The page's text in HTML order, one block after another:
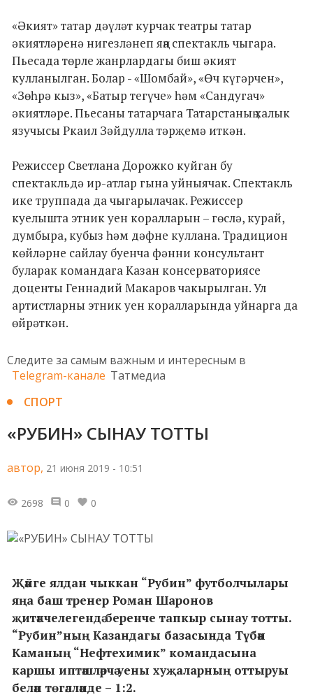
«Әкият» татар дәүләт курчак театры татар
әкиятләренә нигезләнеп яңа спектакль чыгара.
Пьесада төрле жанрлардагы биш әкият
кулланылган. Болар - «Шомбай», «Өч күгәрчен»,
«Зөһрә кыз», «Батыр тегүче» һәм «Сандугач»
әкиятләре. Пьесаны татарчага Татарстаның халык
язучысы Ркаил Зәйдулла тәрҗемә иткән.
Режиссер Светлана Дорожко куйган бу
спектакльдә ир-атлар гына уйныячак. Спектакль
ике труппада да чыгарылачак. Режиссер
куелышта этник уен коралларын – гөслә, курай,
думбыра, кубыз һәм дәфне куллана. Традицион
көйләрне сайлау буенча фәнни консультант
буларак командага Казан консерваториясе
доценты Геннадий Макаров чакырылган. Ул
артистларны этник уен коралларында уйнарга да
өйрәткән.
Следите за самым важным и интересным в
Telegram-канале Татмедиа
СПОРТ
«РУБИН» СЫНАУ ТОТТЫ
автор, 21 июня 2019 - 10:51
2698 0 0
Җәйге ялдан чыккан “Рубин” футболчылары
яңа баш тренер Роман Шаронов
җитәкчелегендә беренче тапкыр сынау тотты.
“Рубин”ның Казандагы базасында Түбән
Каманың “Нефтехимик” командасына
каршы иптәшләрчә уены хуҗаларның оттыруы
белән төгәлләнде – 1:2.